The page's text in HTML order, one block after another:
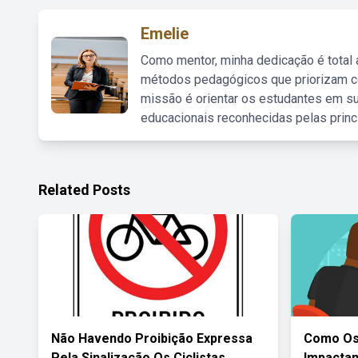
Emelie
Como mentor, minha dedicação é
métodos pedagógicos que priorizam
missão é orientar os estudantes em
educacionais reconhecidas pelas
Related Posts
Não Havendo Proibição Expressa
Como